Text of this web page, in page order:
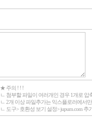
★ 주의 ! ! !
ㄴ 첨부할 파일이 여러개인 경우 1개로 압
ㄴ 2개 이상 파일추가는 익스플로러에서
ㄴ 도구> 호환성 보기 설정> jupum.com 추